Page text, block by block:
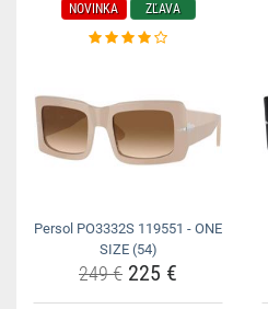
NOVINKA ZĽAVA
Persol PO3332S 119551 - ONE
SIZE (54)
249 € 225 €